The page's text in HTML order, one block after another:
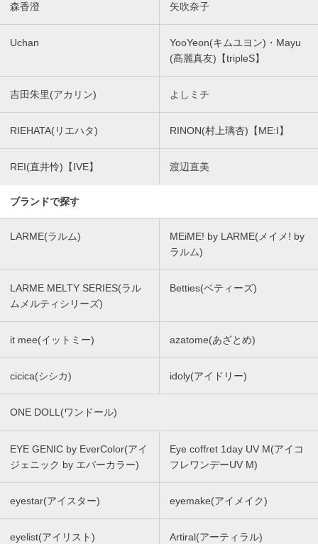
森香澄 矢吹奈子
Uchan
YooYeon(キムユヨン)・Mayu
(髙麗真友)【tripleS】
吉田朱里(アカリン) よしミチ
RIEHATA(リエハタ) RINON(村上璃杏)【ME:I】
REI(直井怜)【IVE】 渡辺直美
ブランドで探す
LARME(ラルム)
MEiME! by LARME(メイメ! by
ラルム)
LARME MELTY SERIES(ラル
ムメルティシリーズ)
Betties(ベティーズ)
it mee(イットミー) azatome(あざとめ)
cicica(シシカ) idoly(アイドリー)
ONE DOLL(ワンドール)
EYE GENIC by EverColor(アイ
ジェニック by エバーカラー)
Eye coffret 1day UV M(アイコ
フレワンデーUV M)
eyestar(アイスター) eyemake(アイメイク)
eyelist(アイリスト) Artiral(アーティラル)